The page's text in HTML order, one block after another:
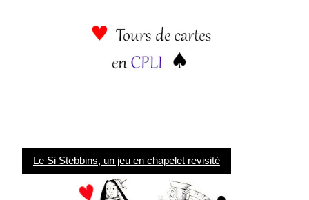
Le Si Stebbins, un jeu en chapelet revisité